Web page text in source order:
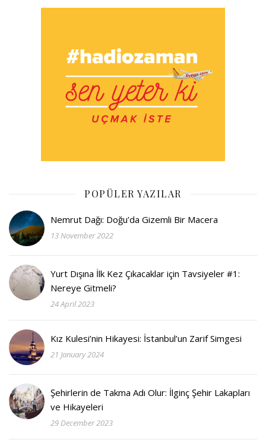
POPÜLER YAZILAR
Nemrut Dağı: Doğu’da Gizemli Bir Macera
13 November 2022
Yurt Dışına İlk Kez Çıkacaklar için Tavsiyeler #1:
Nereye Gitmeli?
24 April 2023
Kız Kulesi’nin Hikayesi: İstanbul’un Zarif Simgesi
21 January 2024
Şehirlerin de Takma Adı Olur: İlginç Şehir Lakapları
ve Hikayeleri
29 December 2023